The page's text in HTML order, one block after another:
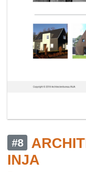
#8
INJA